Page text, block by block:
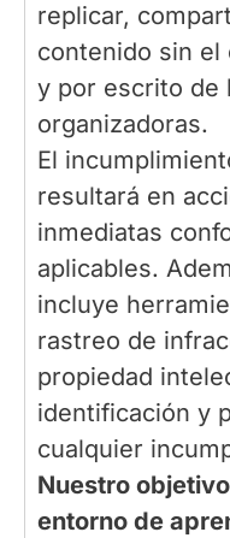
replicar,
contenido sin
y por escrito de
organizadoras.
El
resultará en
inmediatas
aplicables.
incluye
rastreo de
propiedad
identificación y
cualquier
Nuestro
entorno de